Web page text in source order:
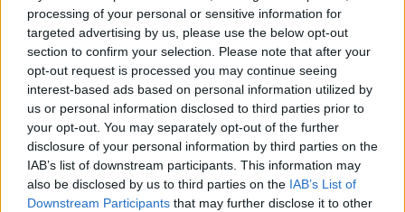
processing of your personal or sensitive information for
targeted advertising by us, please use the below opt-out
section to confirm your selection. Please note that after your
opt-out request is processed you may continue seeing
interest-based ads based on personal information utilized by
us or personal information disclosed to third parties prior to
your opt-out. You may separately opt-out of the further
disclosure of your personal information by third parties on the
IAB’s list of downstream participants. This information may
also be disclosed by us to third parties on the IAB’s List of
Downstream Participants that may further disclose it to other
érkezett, elvileg kedvező EU-forrásos hír után is
gyengüléssel kezdett pénteken a forint. Ezután
pedig a délelőtti kereskedésben szakadni kezdett
a forint a meredeken romló külpiaci hangulatban,
mert megint komoly aggodalmak törtek elő az
európai bankszektorral kapcsolatban, ez pedig
háttérbe szorította az egyébként vártnál
kedvezőbb februári beszerzésimenedzser-
indexekkel kapcsolatos adatközléseket is. A piac